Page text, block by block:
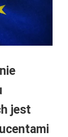
jest